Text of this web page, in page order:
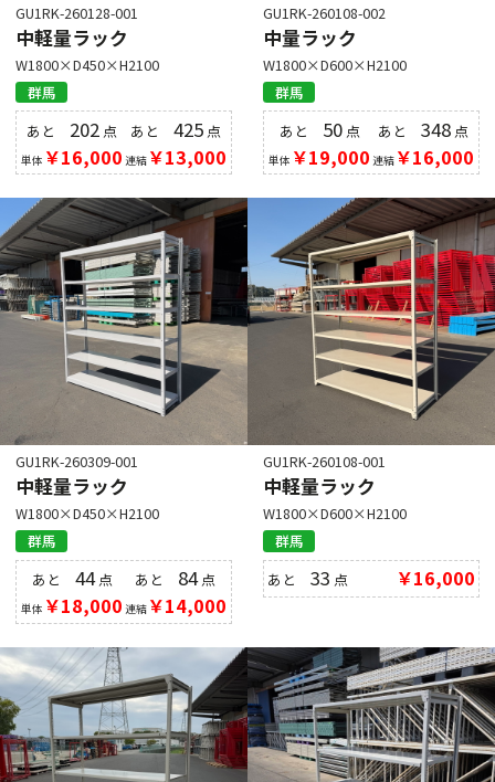
GU1RK-260128-001
中軽量ラック
W1800×D450×H2100
群馬
あと 202 点
単体 ￥16,000
あと 425点
連結￥13,000
GU1RK-260108-002
中量ラック
W1800×D600×H2100
群馬
あと 50点
単体 ￥19,000
あと 348点
連結￥16,000
GU1RK-260309-001
中軽量ラック
W1800×D450×H2100
群馬
あと 44点
単体 ￥18,000
あと 84点
連結￥14,000
GU1RK-260108-001
中軽量ラック
W1800×D600×H2100
群馬
あと33 点 ￥16,000